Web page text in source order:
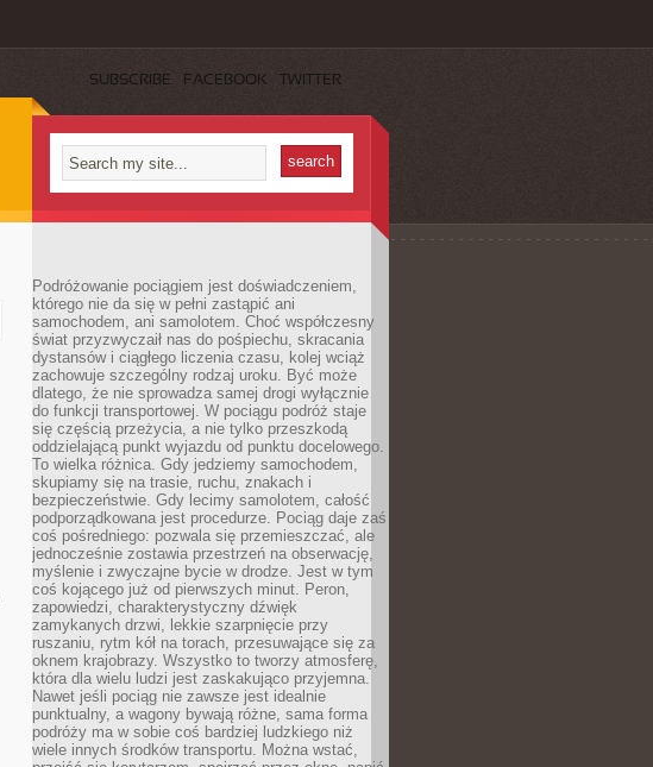
SUBSCRIBE FACEBOOK TWITTER
Podróżowanie pociągiem jest doświadczeniem,
którego nie da się w pełni zastąpić ani
samochodem, ani samolotem. Choć współczesny
świat przyzwyczaił nas do pośpiechu, skracania
dystansów i ciągłego liczenia czasu, kolej wciąż
zachowuje szczególny rodzaj uroku. Być może
dlatego, że nie sprowadza samej drogi wyłącznie
do funkcji transportowej. W pociągu podróż staje
się częścią przeżycia, a nie tylko przeszkodą
oddzielającą punkt wyjazdu od punktu docelowego.
To wielka różnica. Gdy jedziemy samochodem,
skupiamy się na trasie, ruchu, znakach i
bezpieczeństwie. Gdy lecimy samolotem, całość
podporządkowana jest procedurze. Pociąg daje zaś
coś pośredniego: pozwala się przemieszczać, ale
jednocześnie zostawia przestrzeń na obserwację,
myślenie i zwyczajne bycie w drodze. Jest w tym
coś kojącego już od pierwszych minut. Peron,
zapowiedzi, charakterystyczny dźwięk
zamykanych drzwi, lekkie szarpnięcie przy
ruszaniu, rytm kół na torach, przesuwające się za
oknem krajobrazy. Wszystko to tworzy atmosferę,
która dla wielu ludzi jest zaskakująco przyjemna.
Nawet jeśli pociąg nie zawsze jest idealnie
punktualny, a wagony bywają różne, sama forma
podróży ma w sobie coś bardziej ludzkiego niż
wiele innych środków transportu. Można wstać,